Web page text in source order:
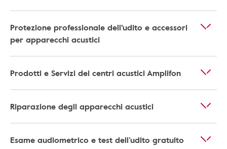
Protezione professionale dell'udito e accessori
per apparecchi acustici
Prodotti e Servizi dei centri acustici Amplifon
Riparazione degli apparecchi acustici
Esame audiometrico e test dell’udito gratuito